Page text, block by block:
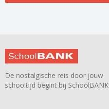
De nostalgische reis door jouw
schooltijd begint bij SchoolBANK